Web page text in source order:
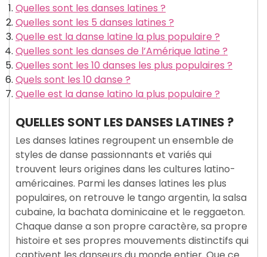
Quelles sont les danses latines ?
Quelles sont les 5 danses latines ?
Quelle est la danse latine la plus populaire ?
Quelles sont les danses de l’Amérique latine ?
Quelles sont les 10 danses les plus populaires ?
Quels sont les 10 danse ?
Quelle est la danse latino la plus populaire ?
QUELLES SONT LES DANSES LATINES ?
Les danses latines regroupent un ensemble de
styles de danse passionnants et variés qui
trouvent leurs origines dans les cultures latino-
américaines. Parmi les danses latines les plus
populaires, on retrouve le tango argentin, la salsa
cubaine, la bachata dominicaine et le reggaeton.
Chaque danse a son propre caractère, sa propre
histoire et ses propres mouvements distinctifs qui